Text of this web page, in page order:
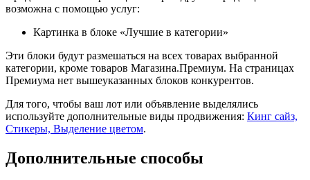
возможна с помощью услуг:
Картинка в блоке «Лучшие в категории»
Эти блоки будут размешаться на всех товарах выбранной
категории, кроме товаров Магазина.Премиум. На страницах
Премиума нет вышеуказанных блоков конкурентов.
Для того, чтобы ваш лот или объявление выделялись
используйте дополнительные виды продвижения: Кинг сайз,
Стикеры, Выделение цветом.
Дополнительные способы